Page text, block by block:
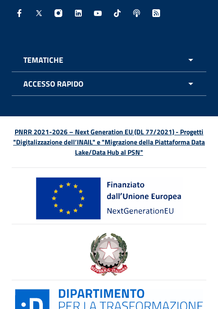
Facebook - Sito esterno - Apertura in nuova finestra
X - Sito esterno - Apertura in nuova finestra
Instagram - Sito esterno - Apertura in
Linkedin - Sito esterno - Apertura in
Youtube - Sito esterno -
TikTok - Sito esterno -
Spreaker - Sito
Feed RSS -
TEMATICHE
ACCESSO RAPIDO
PNRR 2021-2026 – Next Generation EU (DL 77/2021) - Progetti
"Digitalizzazione dell’INAIL" e "Migrazione della Piattaforma Data
Lake/Data Hub al PSN"